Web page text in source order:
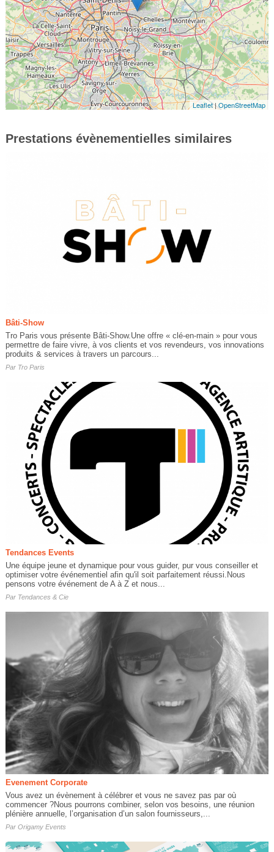
Leaflet|OpenStreetMap
Prestations évènementielles similaires
Bâti-Show
Tro Paris vous présente Bâti-Show.Une offre « clé-en-main » pour vous
permettre de faire vivre, à vos clients et vos revendeurs, vos innovations
produits & services à travers un parcours...
Par Tro Paris
Tendances Events
Une équipe jeune et dynamique pour vous guider, pur vous conseiller et
optimiser votre événementiel afin qu'il soit parfaitement réussi.Nous
pensons votre événement de A à Z et nous...
Par Tendances & Cie
Evenement Corporate
Vous avez un évènement à célébrer et vous ne savez pas par où
commencer ?Nous pourrons combiner, selon vos besoins, une réunion
plénière annuelle, l’organisation d’un salon fournisseurs,...
Par Origamy Events